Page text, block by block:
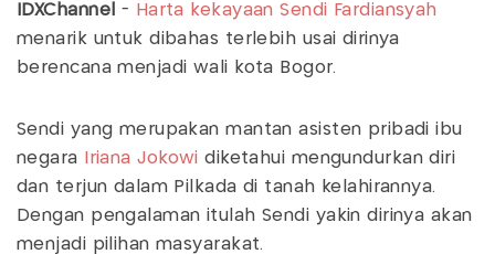
IDXChannel -
Harta kekayaan Sendi Fardiansyah
menarik untuk dibahas terlebih usai dirinya
berencana menjadi wali kota Bogor.
Sendi yang merupakan mantan asisten pribadi ibu
negara
Iriana Jokowi diketahui mengundurkan diri
dan terjun dalam Pilkada di tanah kelahirannya.
Dengan pengalaman itulah Sendi yakin dirinya akan
menjadi pilihan masyarakat.